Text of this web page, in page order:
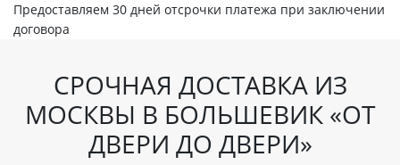
Предоставляем 30 дней отсрочки платежа при заключении
договора
СРОЧНАЯ ДОСТАВКА ИЗ
МОСКВЫ В БОЛЬШЕВИК «ОТ
ДВЕРИ ДО ДВЕРИ»